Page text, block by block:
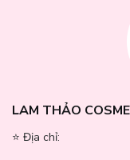
LAM THẢO
⭐️ Địa chỉ: